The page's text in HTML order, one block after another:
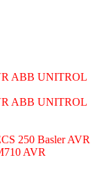
ABB UNITROL
ABB UNITROL
250 Basler AVR
AVR